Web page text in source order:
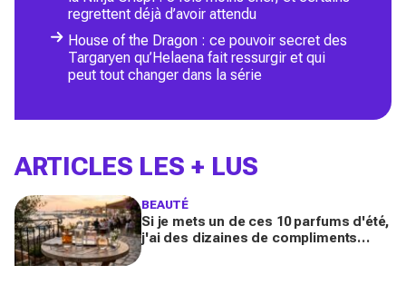
regrettent déjà d’avoir attendu
House of the Dragon : ce pouvoir secret des
Targaryen qu’Helaena fait ressurgir et qui
peut tout changer dans la série
ARTICLES LES + LUS
BEAUTÉ
Si je mets un de ces 10 parfums d'été,
j'ai des dizaines de compliments